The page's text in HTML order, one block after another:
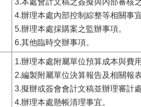
3.本處會計文稿之簽擬與內部審核
4.辦理本處內部控制綜整等相關事宜
5.辦理本處採購案之監辦事項。
6.其他臨時交辦事項。
1.辦理本處附屬單位預算成本與費
2.編製附屬單位決算報告及相關報表
3.擬辦或簽會會計文稿並辦理審計
4.辦理本處懸帳清理事宜。